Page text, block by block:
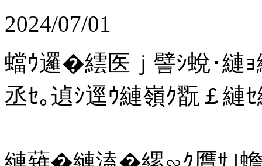
2024/07/01
蟷ｳ邏�繧医ｊ譬ｼ蛻･縺
丞ｾ｡遉ｼ逕ｳ縺嶺ｸ翫￡縺